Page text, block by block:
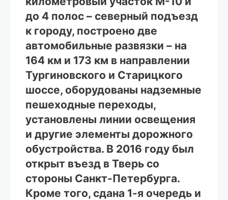
до 4 полос – северный подъезд
к городу, построено две
автомобильные развязки – на
164 км и 173 км в направлении
Тургиновского и Старицкого
шоссе, оборудованы надземные
пешеходные переходы,
установлены линии освещения
и другие элементы дорожного
обустройства. В 2016 году был
открыт въезд в Тверь со
стороны Санкт-Петербурга.
Кроме того, сдана 1-я очередь и